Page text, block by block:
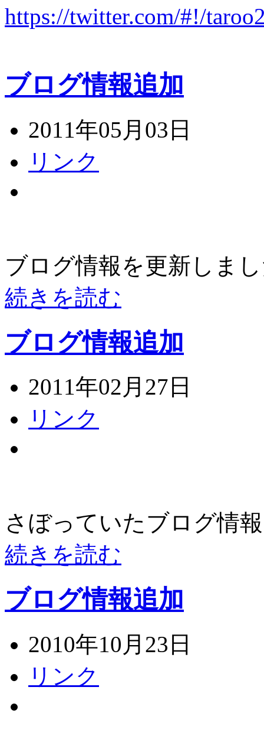
https://twitter.com/#!/
ブログ情報追加
2011年05月03日
リンク
ブログ情報を更新しま
続きを読む
ブログ情報追加
2011年02月27日
リンク
さぼっていたブログ情
続きを読む
ブログ情報追加
2010年10月23日
リンク